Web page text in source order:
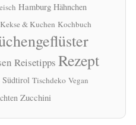
Hamburg Hähnchen
Kekse & Kuchen Kochbuch
Reisetipps Rezept
Südtirol Tischdeko Vegan
Zucchini